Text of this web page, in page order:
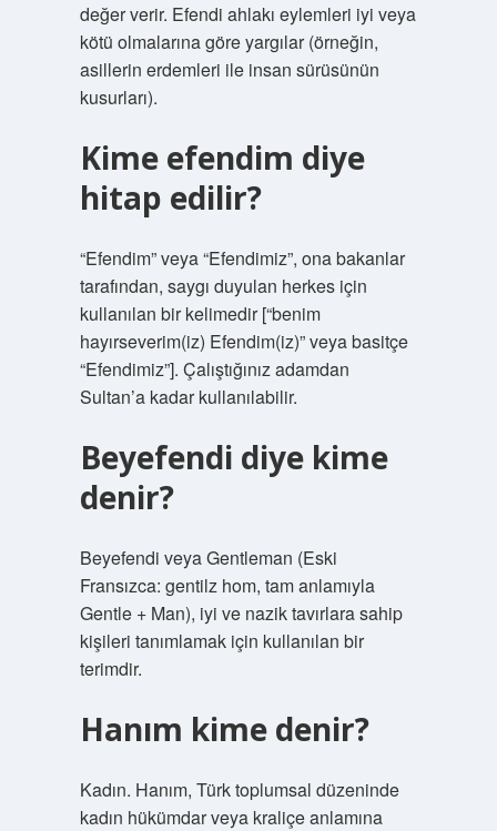
değer verir. Efendi ahlakı eylemleri iyi veya
kötü olmalarına göre yargılar (örneğin,
asillerin erdemleri ile insan sürüsünün
kusurları).
Kime efendim diye
hitap edilir?
“Efendim” veya “Efendimiz”, ona bakanlar
tarafından, saygı duyulan herkes için
kullanılan bir kelimedir [“benim
hayırseverim(iz) Efendim(iz)” veya basitçe
“Efendimiz”]. Çalıştığınız adamdan
Sultan’a kadar kullanılabilir.
Beyefendi diye kime
denir?
Beyefendi veya Gentleman (Eski
Fransızca: gentilz hom, tam anlamıyla
Gentle + Man), iyi ve nazik tavırlara sahip
kişileri tanımlamak için kullanılan bir
terimdir.
Hanım kime denir?
Kadın. Hanım, Türk toplumsal düzeninde
kadın hükümdar veya kraliçe anlamına